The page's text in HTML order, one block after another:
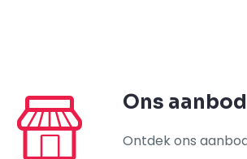
Ons aanbod
Ontdek ons